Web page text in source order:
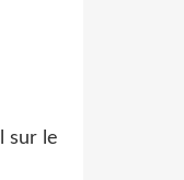
sur le